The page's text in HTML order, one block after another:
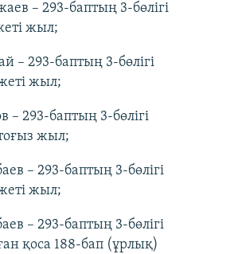
– 293-баптың 3-бөлігі
жыл;
– 293-баптың 3-бөлігі
жыл;
– 293-баптың 3-бөлігі
жыл;
– 293-баптың 3-бөлігі
жыл;
– 293-баптың 3-бөлігі
қоса 188-бап (ұрлық)